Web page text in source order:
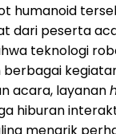
humanoid
dari peserta
teknologi
acara, layanan
hiburan
menarik